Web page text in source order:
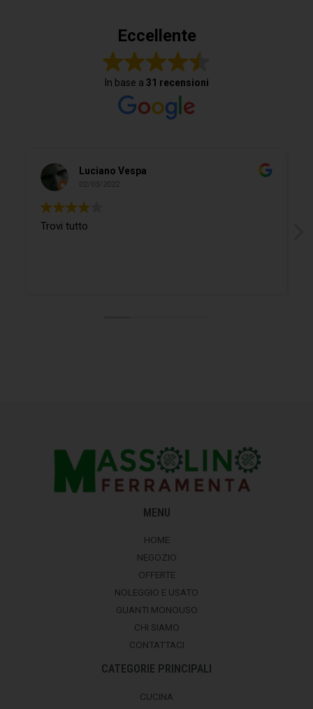
Eccellente
In base a 31 recensioni
Luciano Vespa
02/03/2022
Trovi tutto
MENU
HOME
NEGOZIO
OFFERTE
NOLEGGIO E USATO
GUANTI MONOUSO
CHI SIAMO
CONTATTACI
CATEGORIE PRINCIPALI
CUCINA